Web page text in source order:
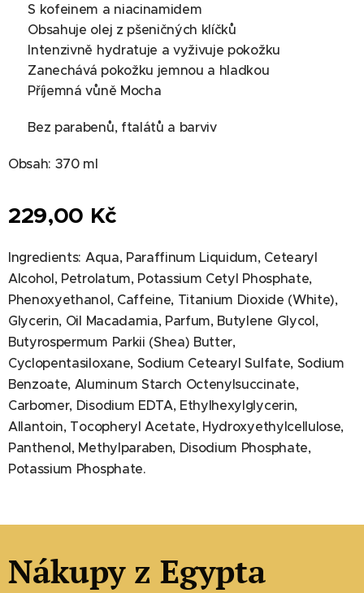
✔ S kofeinem a niacinamidem
✔ Obsahuje olej z pšeničných klíčků
✔ Intenzivně hydratuje a vyživuje pokožku
✔ Zanechává pokožku jemnou a hladkou
✔ Příjemná vůně Mocha
✔ Bez parabenů, ftalátů a barviv
Obsah: 370 ml
229,00 Kč
Ingredients: Aqua, Paraffinum Liquidum, Cetearyl
Alcohol, Petrolatum, Potassium Cetyl Phosphate,
Phenoxyethanol, Caffeine, Titanium Dioxide (White),
Glycerin, Oil Macadamia, Parfum, Butylene Glycol,
Butyrospermum Parkii (Shea) Butter,
Cyclopentasiloxane, Sodium Cetearyl Sulfate, Sodium
Benzoate, Aluminum Starch Octenylsuccinate,
Carbomer, Disodium EDTA, Ethylhexylglycerin,
Allantoin, Tocopheryl Acetate, Hydroxyethylcellulose,
Panthenol, Methylparaben, Disodium Phosphate,
Potassium Phosphate.
Nákupy z Egypta